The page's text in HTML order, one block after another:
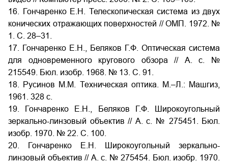
16. Гончаренко Е.Н. Телескопическая система из двух
конических отражающих поверхностей // ОМП. 1972. №
1. С. 28–31.
17. Гончаренко Е.Н., Беляков Г.Ф. Оптическая система
для одновременного кругового обзора // А. с. №
215549. Бюл. изобр. 1968. № 13. С. 91.
18. Русинов М.М. Техническая оптика. М.–Л.: Машгиз,
1961. 328 с.
19. Гончаренко Е.Н., Беляков Г.Ф. Широкоугольный
зеркально-линзовый объектив // А. с. № 275451. Бюл.
изобр. 1970. № 22. С. 100.
20. Гончаренко Е.Н. Широкоугольный зеркально-
линзовый объектив // А. с. № 275454. Бюл. изобр. 1970.